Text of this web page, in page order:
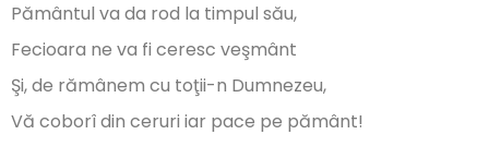
Pământul va da rod la timpul său,
Fecioara ne va fi ceresc veşmânt
Şi, de rămânem cu toţii-n Dumnezeu,
Vă coborî din ceruri iar pace pe pământ!